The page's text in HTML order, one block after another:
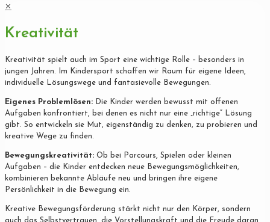
✕
Kreativität
Kreativität spielt auch im Sport eine wichtige Rolle – besonders in
jungen Jahren. Im Kindersport schaffen wir Raum für eigene Ideen,
individuelle Lösungswege und fantasievolle Bewegungen.
Eigenes Problemlösen: Die Kinder werden bewusst mit offenen
Aufgaben konfrontiert, bei denen es nicht nur eine „richtige“ Lösung
gibt. So entwickeln sie Mut, eigenständig zu denken, zu probieren und
kreative Wege zu finden.
Bewegungskreativität: Ob bei Parcours, Spielen oder kleinen
Aufgaben – die Kinder entdecken neue Bewegungsmöglichkeiten,
kombinieren bekannte Abläufe neu und bringen ihre eigene
Persönlichkeit in die Bewegung ein.
Kreative Bewegungsförderung stärkt nicht nur den Körper, sondern